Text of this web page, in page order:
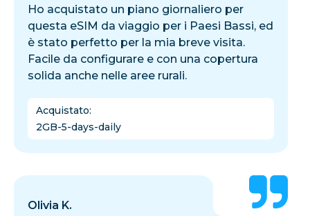
Ho acquistato un piano giornaliero per
questa eSIM da viaggio per i Paesi Bassi, ed
è stato perfetto per la mia breve visita.
Facile da configurare e con una copertura
solida anche nelle aree rurali.
Acquistato:
2GB-5-days-daily
Olivia K.